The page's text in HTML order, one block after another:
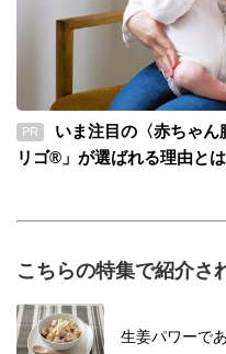
PR
いま注目の〈赤ちゃ
リゴ®」が選ばれる理由と
こちらの特集で紹介さ
生姜パワーで